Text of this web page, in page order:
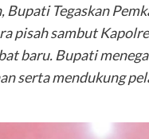
Tegaskan
pisah sambut
baru. Bupati
serta mendukung